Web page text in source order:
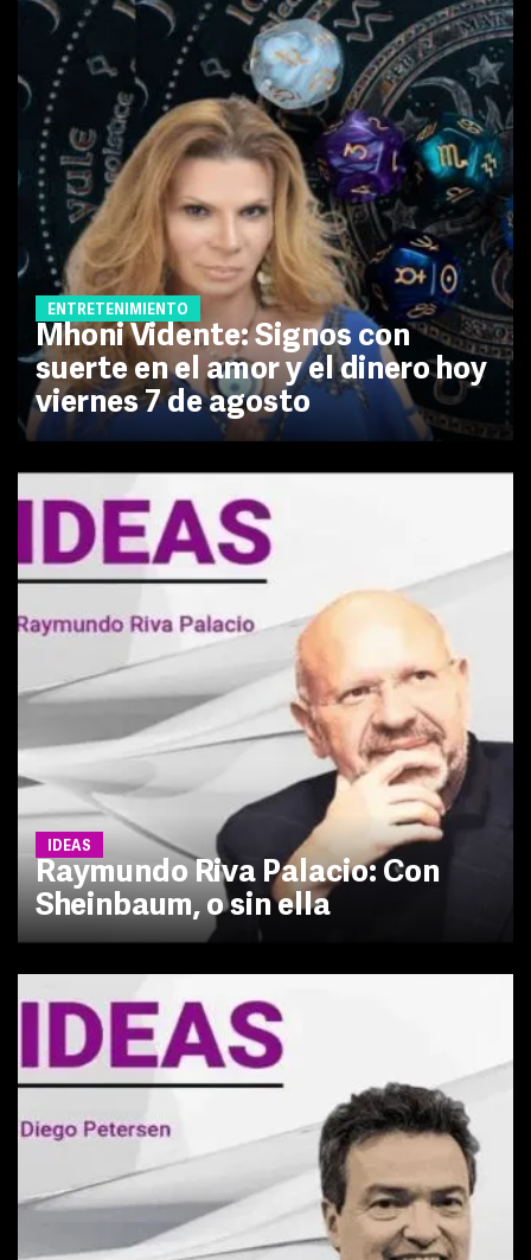
ENTRETENIMIENTO
Mhoni Vidente: Signos con
suerte en el amor y el dinero hoy
viernes 7 de agosto
IDEAS
Raymundo Riva Palacio: Con
Sheinbaum, o sin ella